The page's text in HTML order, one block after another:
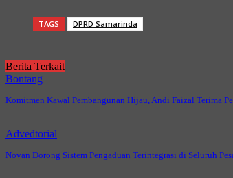
TAGS DPRD Samarinda
Berita Terkait
Bontang
Komitmen Kawal Pembangunan Hijau, Andi Faizal Terima
Advedtorial
Novan Dorong Sistem Pengaduan Terintegrasi di Seluruh